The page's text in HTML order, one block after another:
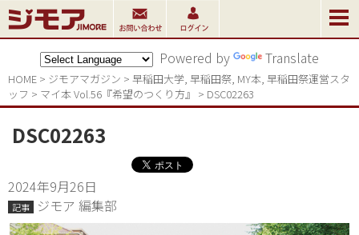
Powered by Translate
HOME > ジモアマガジン > 早稲田大学, 早稲田祭, MY本, 早稲田祭運営スタ
ッフ > マイ本 Vol.56『希望のつくり方』 > DSC02263
DSC02263
2024年9月26日
記事 ジモア 編集部